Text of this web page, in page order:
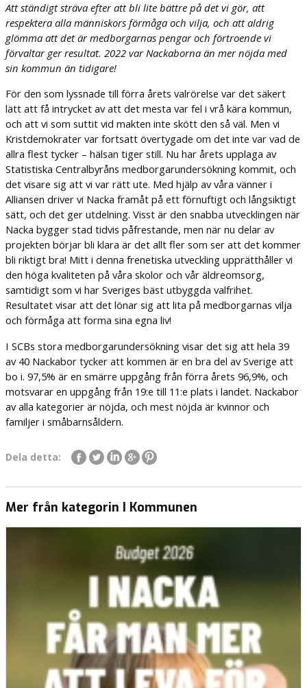
Att ständigt sträva efter att bli lite bättre på det vi gör, att
respektera alla människors förmåga och vilja, och att aldrig
glömma att det är medborgarnas pengar och förtroende vi
förvaltar ger resultat. 2022 var Nackaborna än mer nöjda med
sin kommun än tidigare!
För den som lyssnade till förra årets valrörelse var det säkert
lätt att få intrycket av att det mesta var fel i vrå kära kommun,
och att vi som suttit vid makten inte skött den så väl. Men vi
Kristdemokrater var fortsatt övertygade om det inte var vad de
allra flest tycker – hälsan tiger still. Nu har årets upplaga av
Statistiska Centralbyråns medborgarundersökning kommit, och
det visare sig att vi var rätt ute. Med hjälp av våra vänner i
Alliansen driver vi Nacka framåt på ett förnuftigt och långsiktigt
sätt, och det ger utdelning. Visst är den snabba utvecklingen när
Nacka bygger stad tidvis påfrestande, men när nu delar av
projekten börjar bli klara är det allt fler som ser att det kommer
bli riktigt bra! Mitt i denna frenetiska utveckling upprätthåller vi
den höga kvaliteten på våra skolor och vår äldreomsorg,
samtidigt som vi har Sveriges bäst utbyggda valfrihet.
Resultatet visar att det lönar sig att lita på medborgarnas vilja
och förmåga att forma sina egna liv!
I SCBs stora medborgarundersökning visar det sig att hela 39
av 40 Nackabor tycker att kommen är en bra del av Sverige att
bo i. 97,5% är en smärre uppgång från förra årets 96,9%, och
motsvarar en uppgång från 19:e till 11:e plats i landet. Nackabor
av alla kategorier är nöjda, och mest nöjda är kvinnor och
familjer i småbarnsåldern.
Dela detta:
Mer från kategorin I Kommunen